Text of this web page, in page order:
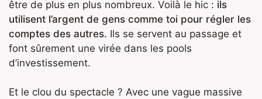
être de plus en plus nombreux. Voilà le hic : ils
utilisent l’argent de gens comme toi pour régler les
comptes des autres. Ils se servent au passage et
font sûrement une virée dans les pools
d’investissement.
Et le clou du spectacle ? Avec une vague massive